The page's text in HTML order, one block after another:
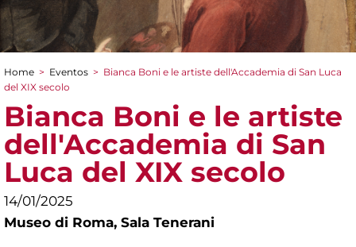
You are here
Home > Eventos > Bianca Boni e le artiste dell'Accademia di San Luca
del XIX secolo
Bianca Boni e le artiste
dell'Accademia di San
Luca del XIX secolo
14/01/2025
Museo di Roma, Sala Tenerani